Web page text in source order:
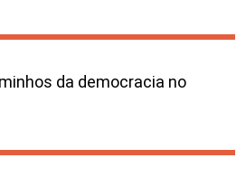
da democracia no